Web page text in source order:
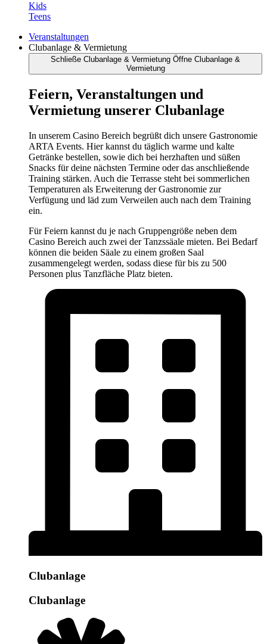
Kids
Teens
Veranstaltungen
Clubanlage & Vermietung
Schließe Clubanlage & Vermietung Öffne Clubanlage &
Vermietung
Feiern, Veranstaltungen und
Vermietung unserer Clubanlage
In unserem Casino Bereich begrüßt dich unsere Gastronomie
ARTA Events. Hier kannst du täglich warme und kalte
Getränke bestellen, sowie dich bei herzhaften und süßen
Snacks für deine nächsten Termine oder das anschließende
Training stärken. Auch die Terrasse steht bei sommerlichen
Temperaturen als Erweiterung der Gastronomie zur
Verfügung und läd zum Verweilen auch nach dem Training
ein.
Für Feiern kannst du je nach Gruppengröße neben dem
Casino Bereich auch zwei der Tanzssäale mieten. Bei Bedarf
können die beiden Säale zu einem großen Saal
zusammengelegt werden, sodass diese für bis zu 500
Personen plus Tanzfläche Platz bieten.
Clubanlage
Clubanlage